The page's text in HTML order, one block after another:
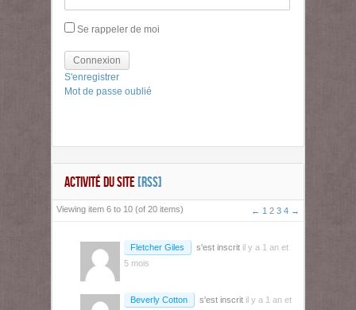
Se rappeler de moi
Connexion
S'enregistrer
Mot de passe oublié
ACTIVITÉ DU SITE [RSS]
Viewing item 6 to 10 (of 20 items) ← 1 2 3 4 →
Fletcher Giles s'est inscrit il y a 1 an et
5 mois
Beverly Cotton s'est inscrit il y a 1 an et